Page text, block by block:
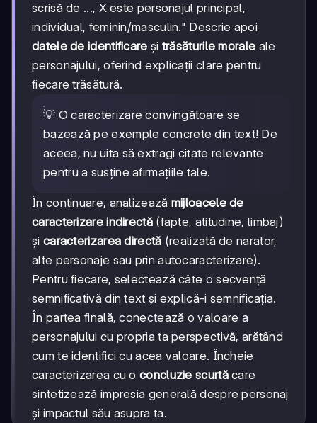
scrisă de ..., X este personajul principal,
individual, feminin/masculin." Descrie apoi
datele de identificare și trăsăturile morale ale
personajului, oferind explicații clare pentru
fiecare trăsătură.
💡 O caracterizare convingătoare se
bazează pe exemple concrete din text! De
aceea, nu uita să extragi citate relevante
pentru a susține afirmațiile tale.
În continuare, analizează mijloacele de
caracterizare indirectă(fapte, atitudine, limbaj)
și caracterizarea directă (realizată de narator,
alte personaje sau prin autocaracterizare).
Pentru fiecare, selectează câte o secvență
semnificativă din text și explică-i semnificația.
În partea finală, conectează o valoare a
personajului cu propria ta perspectivă, arătând
cum te identifici cu acea valoare. Încheie
caracterizarea cu oconcluzie scurtăcare
sintetizează impresia generală despre personaj
și impactul său asupra ta.